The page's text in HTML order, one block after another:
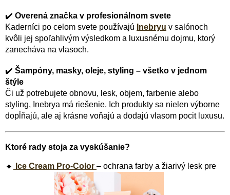
✔️ Overená značka v profesionálnom svete
Kaderníci po celom svete používajú Inebryu v salónoch
kvôli jej spoľahlivým výsledkom a luxusnému dojmu, ktorý
zanecháva na vlasoch.
✔️ Šampóny, masky, oleje, styling – všetko v jednom
štýle
Či už potrebujete obnovu, lesk, objem, farbenie alebo
styling, Inebrya má riešenie. Ich produkty sa nielen výborne
dopĺňajú, ale aj krásne voňajú a dodajú vlasom pocit luxusu.
Ktoré rady stoja za vyskúšanie?
🔹 Ice Cream Pro-Color – ochrana farby a žiarivý lesk pre